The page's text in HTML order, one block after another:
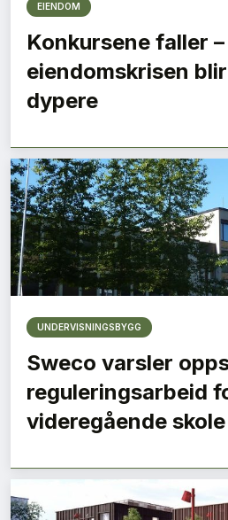
EIENDOM
Konkursene faller –
eiendomskrisen
dypere
UNDERVISNINGSBYGG
Sweco varsler
reguleringsarbeid
videregående skole